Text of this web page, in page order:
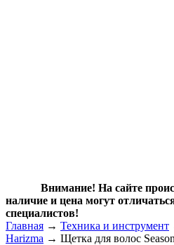
Внимание! На сайте
наличие и цена могут
специалистов!
Главная → Техника и инструмент
Harizma → Щетка для волос